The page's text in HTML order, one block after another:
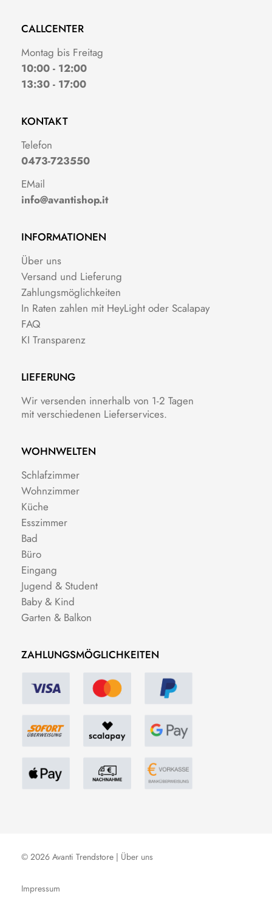
CALLCENTER
Montag bis Freitag
10:00 - 12:00
13:30 - 17:00
KONTAKT
Telefon
0473-723550
EMail
info@avantishop.it
INFORMATIONEN
Über uns
Versand und Lieferung
Zahlungsmöglichkeiten
In Raten zahlen mit HeyLight oder Scalapay
FAQ
KI Transparenz
LIEFERUNG
Wir versenden innerhalb von 1-2 Tagen
mit verschiedenen Lieferservices.
WOHNWELTEN
Schlafzimmer
Wohnzimmer
Küche
Esszimmer
Bad
Büro
Eingang
Jugend & Student
Baby & Kind
Garten & Balkon
ZAHLUNGSMÖGLICHKEITEN
© 2026 Avanti Trendstore | Über uns
Impressum